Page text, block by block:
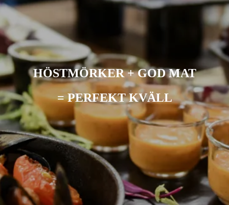
HÖSTMÖRKER + GOD MAT
= PERFEKT KVÄLL